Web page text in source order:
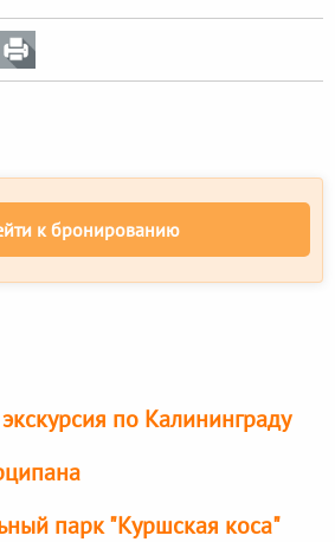
к бронированию
по Калининграду
парк "Куршская коса"